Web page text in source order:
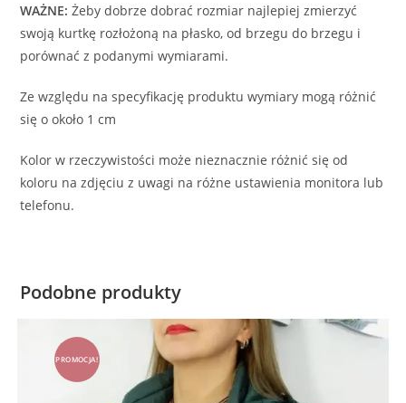
WAŻNE: Żeby dobrze dobrać rozmiar najlepiej zmierzyć
swoją kurtkę rozłożoną na płasko, od brzegu do brzegu i
porównać z podanymi wymiarami.
Ze względu na specyfikację produktu wymiary mogą różnić
się o około 1 cm
Kolor w rzeczywistości może nieznacznie różnić się od
koloru na zdjęciu z uwagi na różne ustawienia monitora lub
telefonu.
Podobne produkty
PROMOCJA!